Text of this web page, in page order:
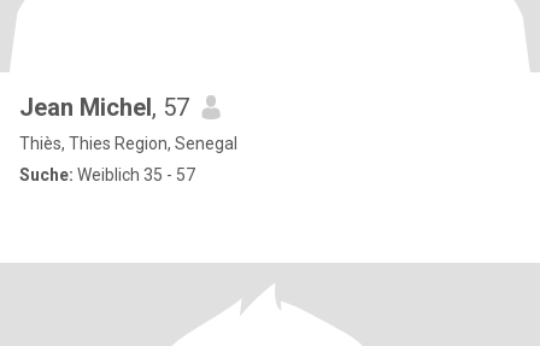
Jean Michel, 57
Thiès, Thies Region, Senegal
Suche: Weiblich 35 - 57